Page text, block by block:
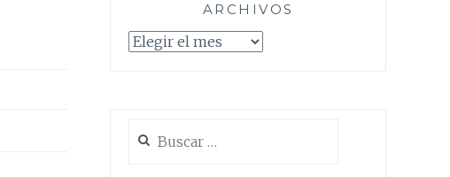
ARCHIVOS
Archivos